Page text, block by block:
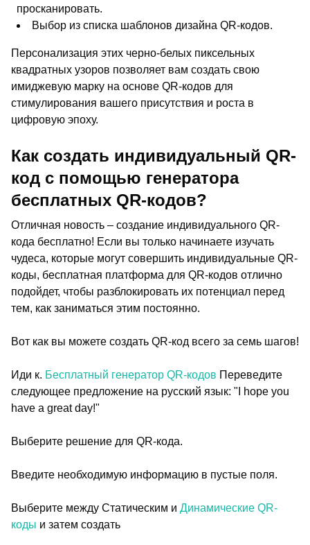
просканировать.
Выбор из списка шаблонов дизайна QR-кодов.
Персонализация этих черно-белых пиксельных
квадратных узоров позволяет вам создать свою
имиджевую марку на основе QR-кодов для
стимулирования вашего присутствия и роста в
цифровую эпоху.
Как создать индивидуальный QR-
код с помощью генератора
бесплатных QR-кодов?
Отличная новость – создание индивидуального QR-
кода бесплатно! Если вы только начинаете изучать
чудеса, которые могут совершить индивидуальные QR-
коды, бесплатная платформа для QR-кодов отлично
подойдет, чтобы разблокировать их потенциал перед
тем, как заниматься этим постоянно.
Вот как вы можете создать QR-код всего за семь шагов!
Иди к. Бесплатный генератор QR-кодов Переведите
следующее предложение на русский язык: "I hope you
have a great day!"
Выберите решение для QR-кода.
Введите необходимую информацию в пустые поля.
Выберите между Статическим и Динамические QR-
коды и затем создать